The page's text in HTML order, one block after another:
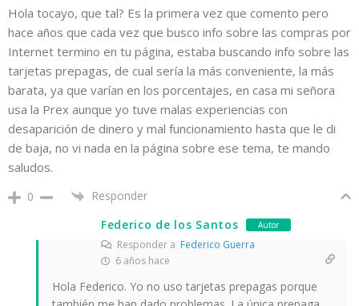
Hola tocayo, que tal? Es la primera vez que comento pero
hace años que cada vez que busco info sobre las compras por
Internet termino en tu página, estaba buscando info sobre las
tarjetas prepagas, de cual sería la más conveniente, la más
barata, ya que varían en los porcentajes, en casa mi señora
usa la Prex aunque yo tuve malas experiencias con
desaparición de dinero y mal funcionamiento hasta que le di
de baja, no vi nada en la página sobre ese tema, te mando
saludos.
0
Responder
Federico de los Santos
Autor
Responder a Federico Guerra
6 años hace
Hola Federico. Yo no uso tarjetas prepagas porque